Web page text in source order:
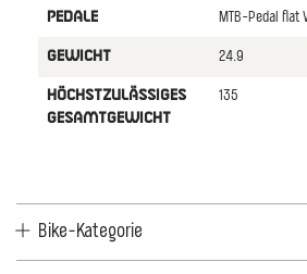
PEDALE MTB-Pedal flat
GEWICHT 24.9
HöCHSTZULäSSIGES
GESAMTGEWICHT
135
Bike-Kategorie